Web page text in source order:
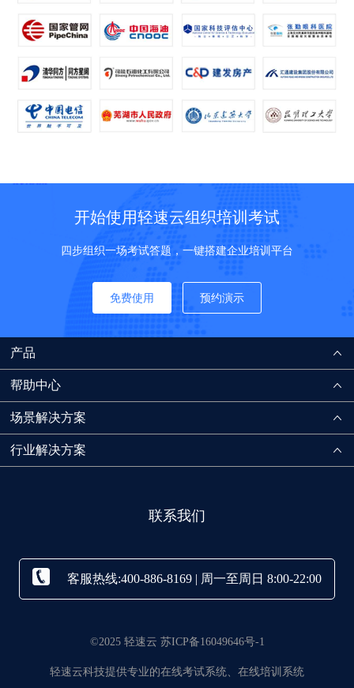
开始使用轻速云组织培训考试
四步组织一场考试答题，一键搭建企业培训平台
免费使用 预约演示
产品
帮助中心
场景解决方案
行业解决方案
联系我们
客服热线:400-886-8169 | 周一至周日 8:00-22:00
©2025 轻速云 苏ICP备16049646号-1
轻速云科技提供专业的在线考试系统、在线培训系统